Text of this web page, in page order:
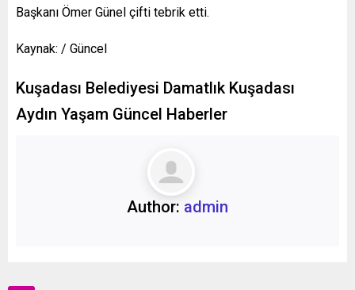
Başkanı Ömer Günel çifti tebrik etti.
Kaynak: / Güncel
Kuşadası Belediyesi Damatlık Kuşadası
Aydın Yaşam Güncel Haberler
Author: admin